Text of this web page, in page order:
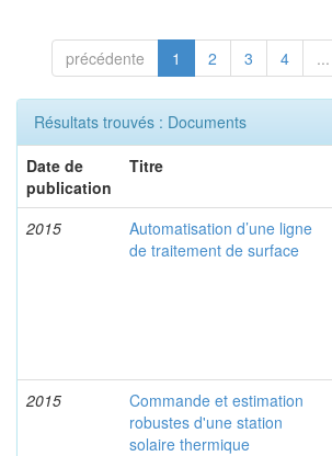
précédente 1 2 3 4 ...
Résultats trouvés : Documents
Date de
publication
Titre
2015
Automatisation d’une ligne
de traitement de surface
2015
Commande et estimation
robustes d'une station
solaire thermique